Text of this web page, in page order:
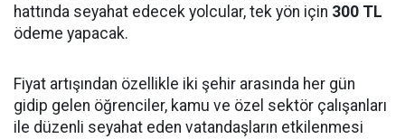
hattında seyahat edecek yolcular, tek yön için 300 TL
ödeme yapacak.
Fiyat artışından özellikle iki şehir arasında her gün
gidip gelen öğrenciler, kamu ve özel sektör çalışanları
ile düzenli seyahat eden vatandaşların etkilenmesi